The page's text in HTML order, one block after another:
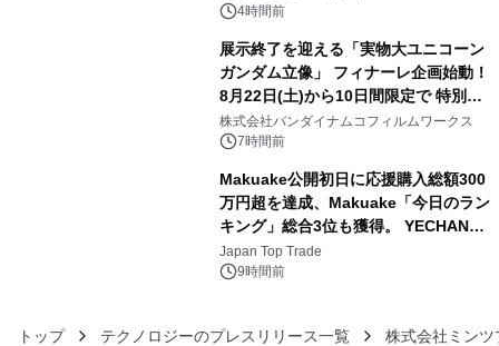
4時間前
展示終了を迎える「実物大ユニコーン
ガンダム立像」 フィナーレ企画始動！
8月22日(土)から10日間限定で 特別映
像『UNICORN GUNDAM Statue ―
BEYOND POSSIBILITY ―』を上映！
株式会社バンダイナムコフィルムワークス
7時間前
Makuake公開初日に応援購入総額300
万円超を達成、Makuake「今日のラン
キング」総合3位も獲得。 YECHAN音
浴シンギングボウル第2弾の大型サイ
ズ（XL・2XL・3XL）を先行販売中
Japan Top Trade
9時間前
トップ テクノロジーのプレスリリース一覧 株式会社ミン